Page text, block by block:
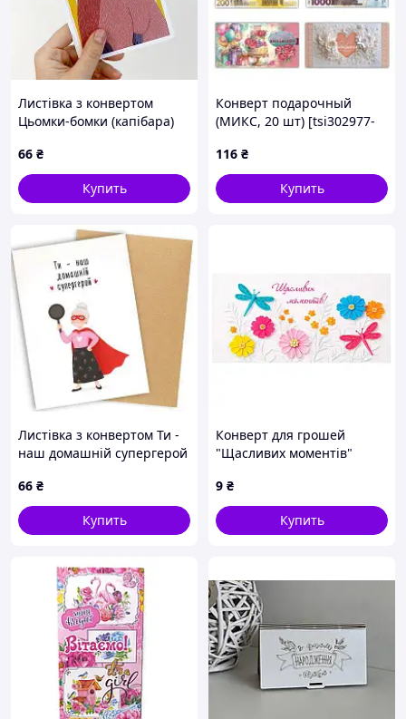
Листівка з конвертом
Цьомки-бомки (капібара)
66 ₴
Купить
Конверт подарочный
(МИКС, 20 шт) [tsi302977-
116 ₴
Купить
Листівка з конвертом Ти -
наш домашній супергерой
66 ₴
Купить
Конверт для грошей
"Щасливих моментів"
9 ₴
Купить